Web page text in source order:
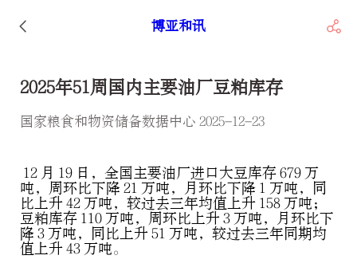
博亚和讯
2025年51周国内主要油厂豆粕库存
国家粮食和物资储备数据中心 2025-12-23
12 月 19 日，全国主要油厂进口大豆库存 679 万
吨，周环比下降 21 万吨，月环比下降 1 万吨，同
比上升 42 万吨，较过去三年均值上升 158 万吨；
豆粕库存 110 万吨，周环比上升 3 万吨，月环比下
降 3 万吨，同比上升 51 万吨，较过去三年同期均
值上升 43 万吨。